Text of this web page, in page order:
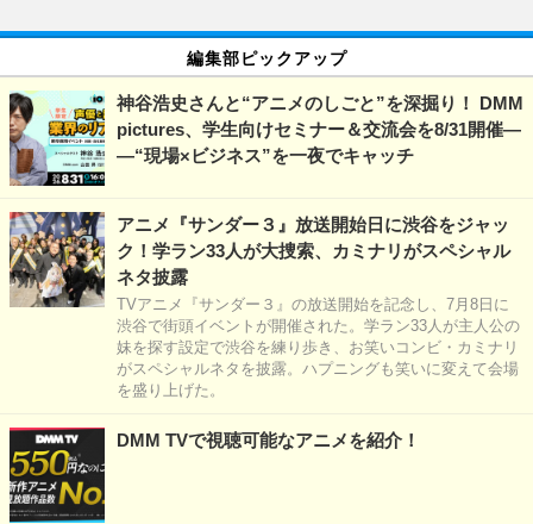
編集部ピックアップ
神谷浩史さんと“アニメのしごと”を深掘り！ DMM
pictures、学生向けセミナー＆交流会を8/31開催―
―“現場×ビジネス”を一夜でキャッチ
アニメ『サンダー３』放送開始日に渋谷をジャッ
ク！学ラン33人が大捜索、カミナリがスペシャル
ネタ披露
TVアニメ『サンダー３』の放送開始を記念し、7月8日に
渋谷で街頭イベントが開催された。学ラン33人が主人公の
妹を探す設定で渋谷を練り歩き、お笑いコンビ・カミナリ
がスペシャルネタを披露。ハプニングも笑いに変えて会場
を盛り上げた。
DMM TVで視聴可能なアニメを紹介！